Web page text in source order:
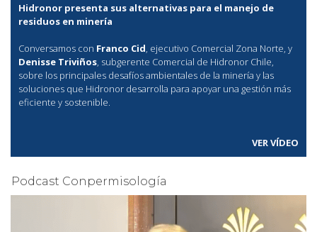
Hidronor presenta sus alternativas para el manejo de
residuos en minería
Conversamos con Franco Cid, ejecutivo Comercial Zona Norte, y
Denisse Triviños, subgerente Comercial de Hidronor Chile,
sobre los principales desafíos ambientales de la minería y las
soluciones que Hidronor desarrolla para apoyar una gestión más
eficiente y sostenible.
VER VÍDEO
Podcast Conpermisología